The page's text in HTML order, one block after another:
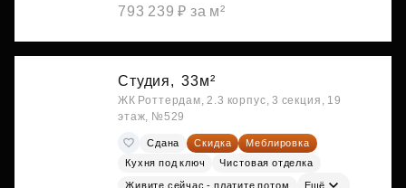
793 239 ₽ за м²
Студия, 33м²
ЖК Роттердам, 2.3 корпус, 3 секция, 19
этаж, №529
Сдана Скидка
Меблировка
Кухня под ключ
Чистовая отделка
Живите сейчас - платите потом Ещё